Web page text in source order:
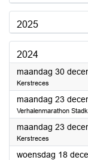
2025
2024
maandag 30
Kerstreces
maandag 23
Verhalenmarathon
maandag 23
Kerstreces
woensdag 18